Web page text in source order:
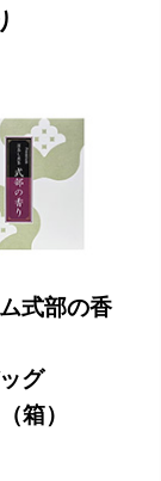
式部の香
グ
箱）